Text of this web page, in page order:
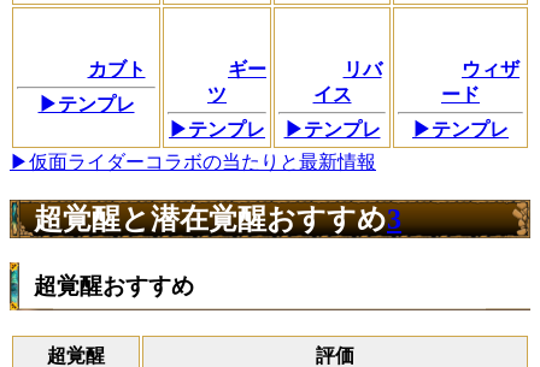
カブト
▶テンプレ
ギー
ツ
▶テンプレ
リバ
イス
▶テンプレ
ウィザ
ード
▶テンプレ
▶仮面ライダーコラボの当たりと最新情報
超覚醒と潜在覚醒おすすめ3
超覚醒おすすめ
超覚醒 評価